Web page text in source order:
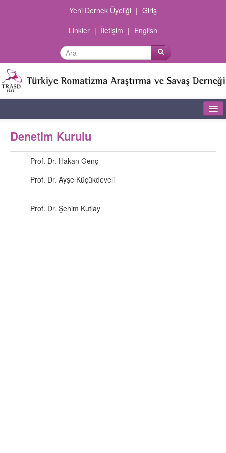
Yeni Dernek Üyeliği | Giriş
Linkler | İletişim | English
Dernek Hakkında
Şubeler
Dokümanlar
Denetim Kurulu
Prof. Dr. Hakan Genç
Prof. Dr. Ayşe Küçükdeveli
Prof. Dr. Şehim Kutlay